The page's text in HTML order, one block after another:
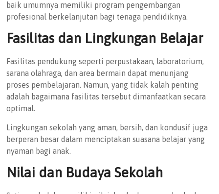
baik umumnya memiliki program pengembangan
profesional berkelanjutan bagi tenaga pendidiknya.
Fasilitas dan Lingkungan Belajar
Fasilitas pendukung seperti perpustakaan, laboratorium,
sarana olahraga, dan area bermain dapat menunjang
proses pembelajaran. Namun, yang tidak kalah penting
adalah bagaimana fasilitas tersebut dimanfaatkan secara
optimal.
Lingkungan sekolah yang aman, bersih, dan kondusif juga
berperan besar dalam menciptakan suasana belajar yang
nyaman bagi anak.
Nilai dan Budaya Sekolah